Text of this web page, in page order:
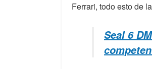
Ferrari, todo esto de
Seal 6